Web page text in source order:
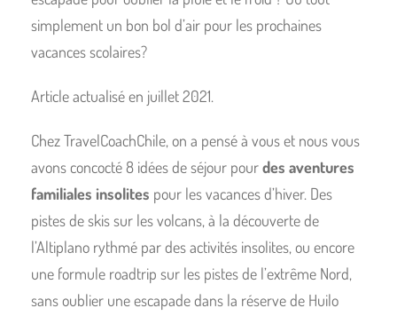
simplement un bon bol d’air pour les prochaines
vacances scolaires?
Article actualisé en juillet 2021.
Chez TravelCoachChile, on a pensé à vous et nous vous
avons concocté 8 idées de séjour pourdes aventures
familiales insolites pour les vacances d’hiver. Des
pistes de skis sur les volcans, à la découverte de
l’Altiplano rythmé par des activités insolites, ou encore
une formule roadtrip sur les pistes de l’extrême Nord,
sans oublier une escapade dans la réserve de Huilo